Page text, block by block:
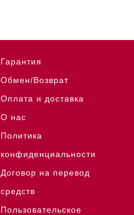
Гарантия
Обмен/Возврат
Оплата и доставка
О нас
Политика
конфиденциальности
Договор на перевод
средств
Пользовательское